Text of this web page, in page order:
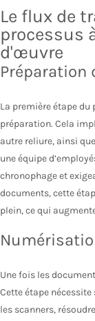
Le flux de
processus
d'œuvre
Préparation
La première étape
préparation. Cela
autre reliure, ainsi
une équipe
chronophage et
documents, cette
plein, ce qui
Une fois les
Cette étape
les scanners,